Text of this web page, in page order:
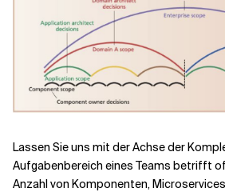
Lassen Sie uns mit der Achse der
Aufgabenbereich eines Teams betrifft
Anzahl von Komponenten,